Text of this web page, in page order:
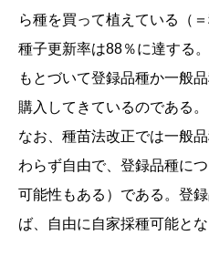
ら種を買って植えている（
種子更新率は88％に達する
もとづいて登録品種か一般
購入してきているのである。
なお、種苗法改正では一般
わらず自由で、登録品種に
可能性もある）である。登
ば、自由に自家採種可能とな